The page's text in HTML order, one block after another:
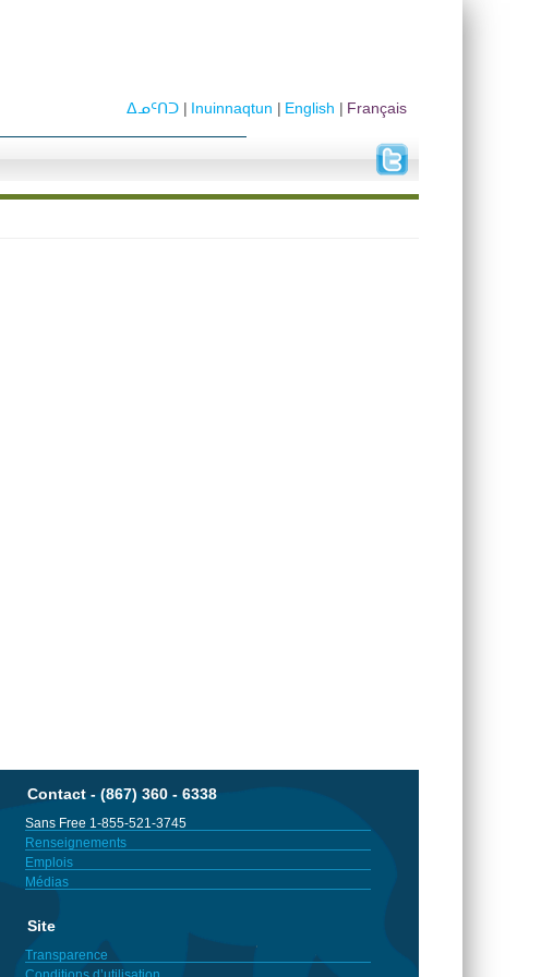
Français
English
Inuinnaqtun
ᐃᓄᑦᑎᑐ
Contact - (867) 360 - 6338
Sans Free 1-855-521-3745
Renseignements
Emplois
Médias
Site
Transparence